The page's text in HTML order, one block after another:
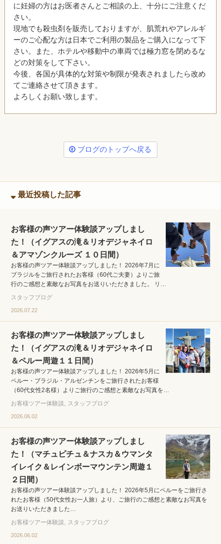
に妊婦の方はお医者さんとご相談の上、十分にご注意くだ
さい。
現地でも殺虫剤を販売しておりますが、肌荒れやアレルギ
ーのご心配な方は日本でご利用の製品をご購入になって下
さい。また、ホテルや移動中の車両では極力窓を閉めるな
どの対策をして下さい。
今後、各国が具体的な対策や制限が発表されましたら改め
てご連絡させて頂きます。
よろしくお願い致します。
ブログのトップへ戻る
最近投稿した記事
お客様の声ツアー体験談アップしまし
た！（イグアスの滝＆リオデジャネイロ
＆アマゾンクルーズ １０日間）
お客様の声ツアー体験談アップしました！ 2026年7月に
ブラジルをご旅行されたお客様（60代ご夫妻）よりご旅
行のご感想と素敵なお写真をお送りいただきました。 リ…
スタッフブログ
2026.07.22
お客様の声ツアー体験談アップしまし
た！（イグアスの滝＆リオデジャネイロ
＆ペルー周遊１１日間）
お客様の声ツアー体験談アップしました！ 2026年5月に
ペルー・ブラジル・アルゼンチンをご旅行されたお客様
（60代女性2名様）よりご旅行のご感想と素敵なお写真を…
お客様ツアー体験談
スタッフブログ
2026.06.02
お客様の声ツアー体験談アップしまし
た！（マチュピチュ＆ナスカ＆ウマンタ
イレイク＆レインボーマウンテン周遊１
２日間）
お客様の声ツアー体験談アップしました！ 2026年5月にペルーをご旅行さ
れたお客様（50代女性お一人旅）より、ご旅行のご感想と素敵なお写真を
お送りいただきました…
お客様ツアー体験談
スタッフブログ
2026.06.02